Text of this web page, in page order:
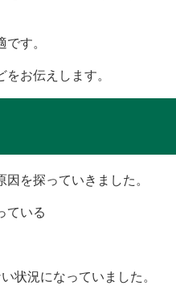
す。
お伝えします。
を探っていきました。
ている
状況になっていました。